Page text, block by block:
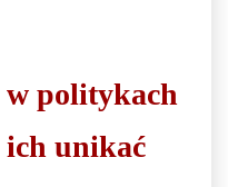
w politykach
unikać